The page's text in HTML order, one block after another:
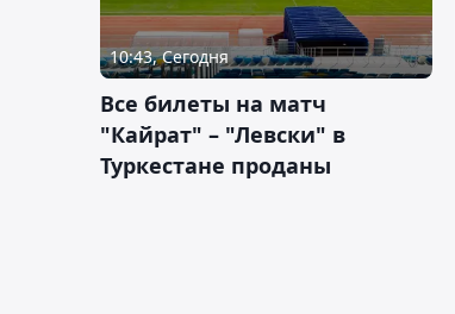
10:43, Сегодня
Все билеты на матч
"Кайрат" – "Левски" в
Туркестане проданы